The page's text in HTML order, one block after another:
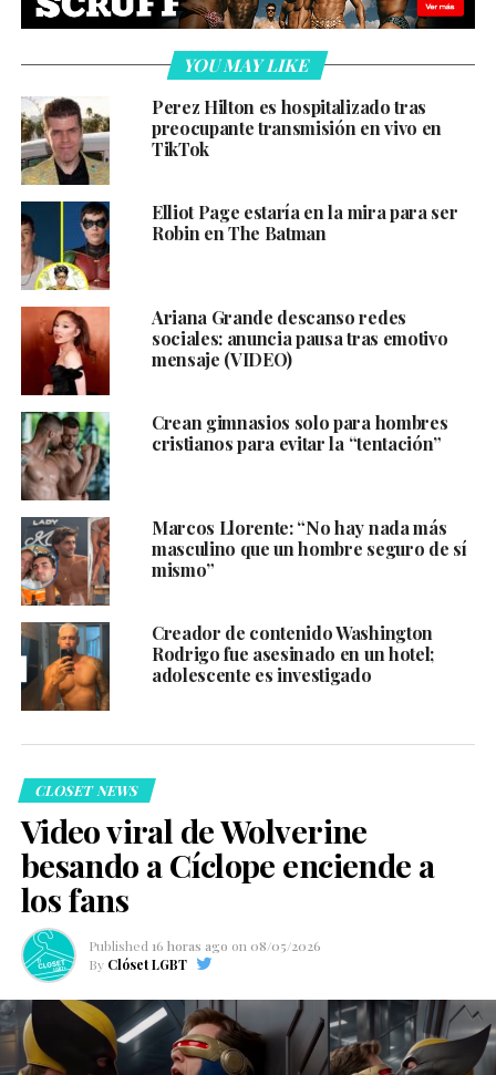
YOU MAY LIKE
Perez Hilton es hospitalizado tras
preocupante transmisión en vivo en
TikTok
Elliot Page estaría en la mira para ser
Robin en The Batman
Ariana Grande descanso redes
sociales: anuncia pausa tras emotivo
mensaje (VIDEO)
Crean gimnasios solo para hombres
cristianos para evitar la “tentación”
Marcos Llorente: “No hay nada más
masculino que un hombre seguro de sí
mismo”
Creador de contenido Washington
Rodrigo fue asesinado en un hotel;
adolescente es investigado
CLOSET NEWS
Video viral de Wolverine
besando a Cíclope enciende a
los fans
Published 16 horas ago on 08/05/2026
By Clóset LGBT